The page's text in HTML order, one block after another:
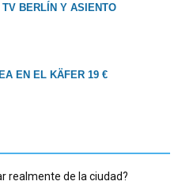
TV BERLÍN Y ASIENTO
EN EL KÄFER 19 €
realmente de la ciudad?